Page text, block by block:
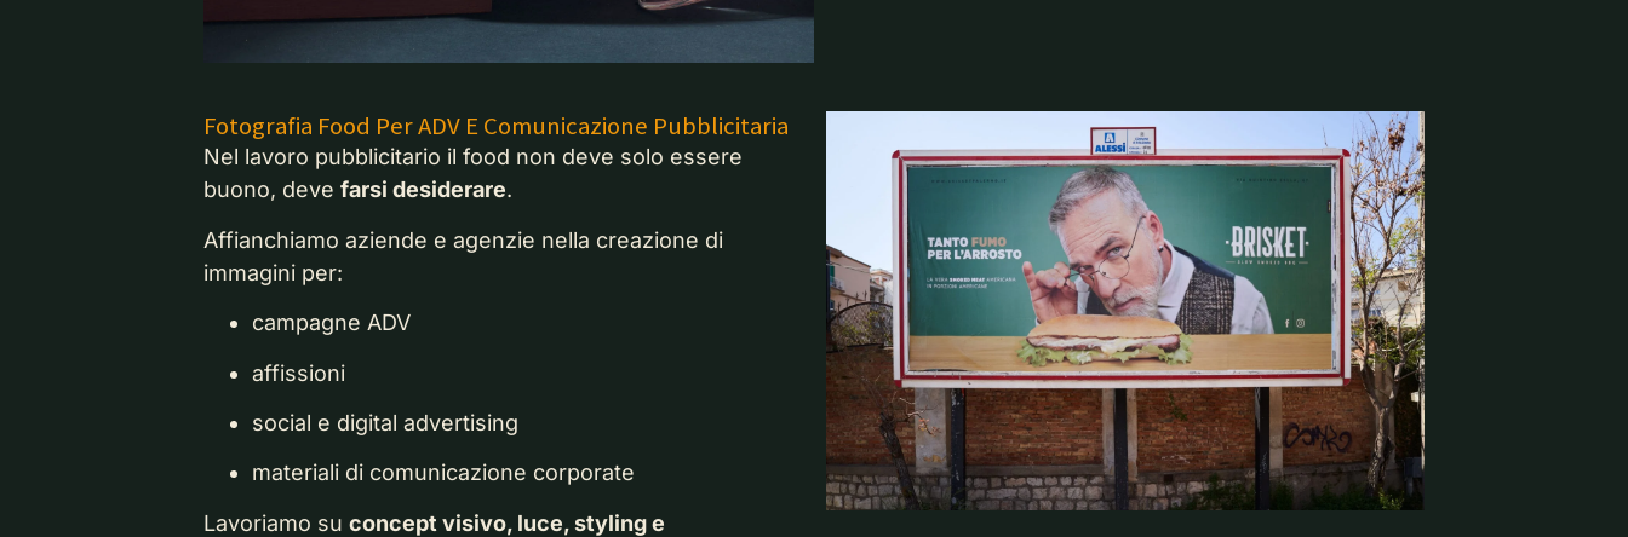
Fotografia Food Per ADV E Comunicazione Pubblicitaria
Nel lavoro pubblicitario il food non deve solo essere
buono, deve farsi desiderare.
Affianchiamo aziende e agenzie nella creazione di
immagini per:
campagne ADV
affissioni
social e digital advertising
materiali di comunicazione corporate
Lavoriamo su concept visivo, luce, styling e